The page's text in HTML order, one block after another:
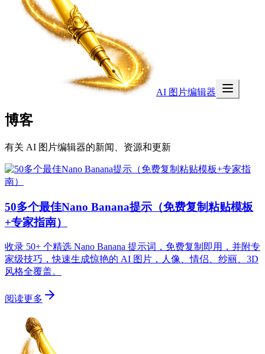
AI 图片编辑器
博客
有关 AI 图片编辑器的新闻、资源和更新
50多个最佳Nano Banana提示（免费复制粘贴模板
+专家指南）
收录 50+ 个精选 Nano Banana 提示词，免费复制即用，并附专
家级技巧，快速生成惊艳的 AI 图片，人像、情侣、纱丽、3D
风格全覆盖。
阅读更多